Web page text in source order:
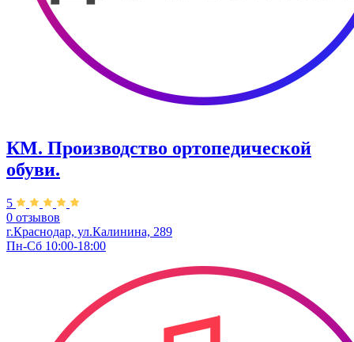
КМ. Производство ортопедической
обуви.
5
0 отзывов
г.Краснодар, ул.​Калинина, 289
Пн-Сб 10:00-18:00